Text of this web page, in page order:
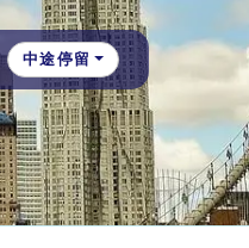
中途停留